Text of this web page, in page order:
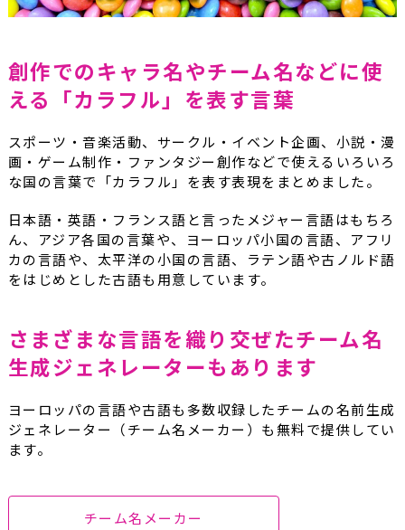
創作でのキャラ名やチーム名などに使
える「カラフル」を表す言葉
スポーツ・音楽活動、サークル・イベント企画、小説・漫
画・ゲーム制作・ファンタジー創作などで使えるいろいろ
な国の言葉で「カラフル」を表す表現をまとめました。
日本語・英語・フランス語と言ったメジャー言語はもちろ
ん、アジア各国の言葉や、ヨーロッパ小国の言語、アフリ
カの言語や、太平洋の小国の言語、ラテン語や古ノルド語
をはじめとした古語も用意しています。
さまざまな言語を織り交ぜたチーム名
生成ジェネレーターもあります
ヨーロッパの言語や古語も多数収録したチームの名前生成
ジェネレーター（チーム名メーカー）も無料で提供してい
ます。
チーム名メーカー